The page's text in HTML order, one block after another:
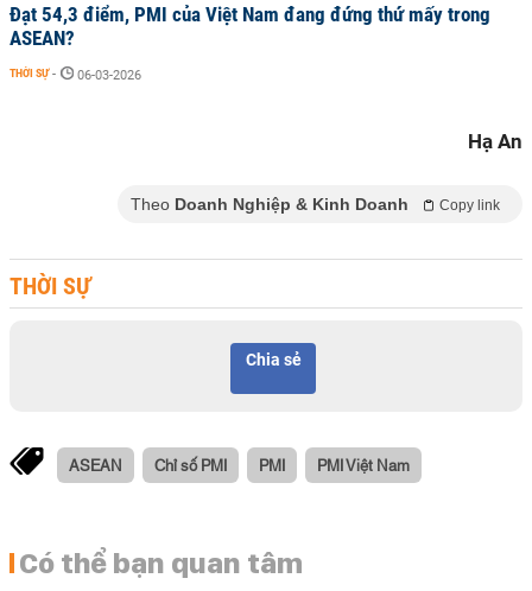
Đạt 54,3 điểm, PMI của Việt Nam đang đứng thứ mấy trong
ASEAN?
THỜI SỰ - 06-03-2026
Hạ An
Theo Doanh Nghiệp & Kinh Doanh Copy link
THỜI SỰ
Chia sẻ
ASEAN Chỉ số PMI PMI PMI Việt Nam
Có thể bạn quan tâm